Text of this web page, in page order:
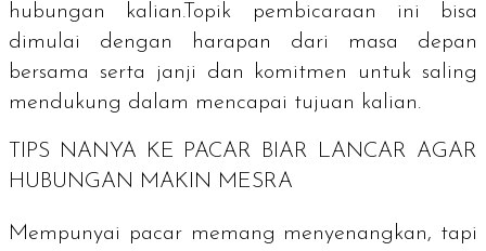
hubungan kalian.Topik pembicaraan ini bisa
dimulai dengan harapan dari masa depan
bersama serta janji dan komitmen untuk saling
mendukung dalam mencapai tujuan kalian.
TIPS NANYA KE PACAR BIAR LANCAR AGAR
HUBUNGAN MAKIN MESRA
Mempunyai pacar memang menyenangkan, tapi